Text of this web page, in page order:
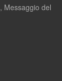
, Messaggio del